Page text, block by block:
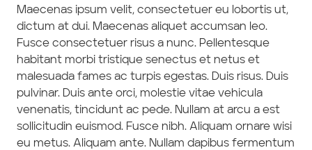
Maecenas ipsum velit, consectetuer eu lobortis ut,
dictum at dui. Maecenas aliquet accumsan leo.
Fusce consectetuer risus a nunc. Pellentesque
habitant morbi tristique senectus et netus et
malesuada fames ac turpis egestas. Duis risus. Duis
pulvinar. Duis ante orci, molestie vitae vehicula
venenatis, tincidunt ac pede. Nullam at arcu a est
sollicitudin euismod. Fusce nibh. Aliquam ornare wisi
eu metus. Aliquam ante. Nullam dapibus fermentum